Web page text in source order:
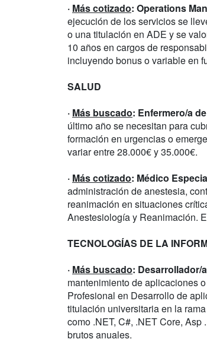
· Más cotizado: Operations
ejecución de los servicios se
o una titulación en ADE y se
10 años en cargos de
incluyendo bonus o variable en
SALUD
· Más buscado: Enfermero/a
último año se necesitan para
formación en urgencias o
variar entre 28.000€ y 35.000€.
· Más cotizado: Médico
administración de anestesia,
reanimación en situaciones
Anestesiología y Reanimación.
TECNOLOGÍAS DE LA
· Más buscado: Desarrollador/
mantenimiento de aplicaciones
Profesional en Desarrollo de
titulación universitaria en la
como .NET, C#, .NET Core,
brutos anuales.